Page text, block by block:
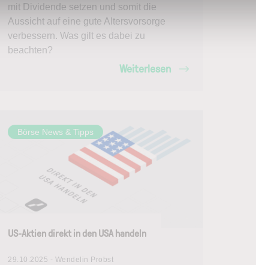
mit Dividende setzen und somit die
Aussicht auf eine gute Altersvorsorge
verbessern. Was gilt es dabei zu
beachten?
Weiterlesen
Börse News & Tipps
US-Aktien direkt in den USA handeln
29.10.2025 - Wendelin Probst